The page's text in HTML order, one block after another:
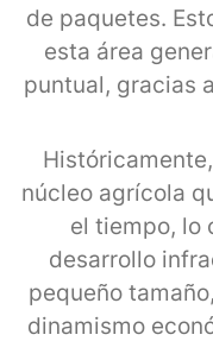
de paquetes.
esta área
puntual, gracias
núcleo agrícola
el tiempo, lo
desarrollo
pequeño
dinamismo